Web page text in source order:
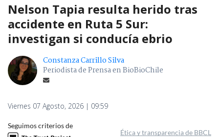
Nelson Tapia resulta herido tras
accidente en Ruta 5 Sur:
investigan si conducía ebrio
Constanza Carrillo Silva
Periodista de Prensa en BioBioChile
Viernes 07 Agosto, 2026 | 09:59
Seguimos criterios de
Ética y transparencia de BBCL